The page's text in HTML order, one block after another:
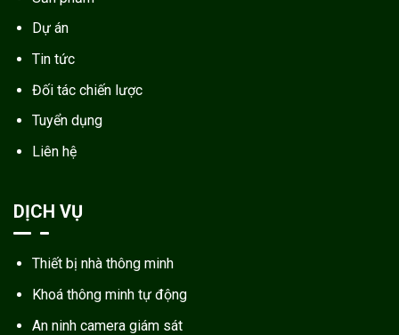
Dự án
Tin tức
Đối tác chiến lược
Tuyển dụng
Liên hệ
DỊCH VỤ
Thiết bị nhà thông minh
Khoá thông minh tự động
An ninh camera giám sát